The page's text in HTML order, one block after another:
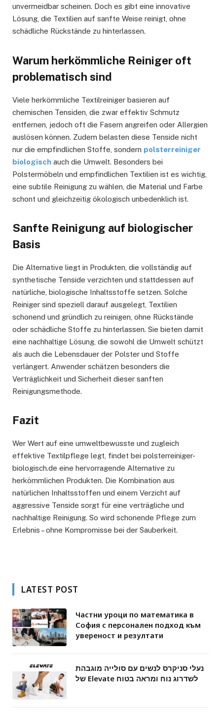
unvermeidbar scheinen. Doch es gibt eine innovative
Lösung, die Textilien auf sanfte Weise reinigt, ohne
schädliche Rückstände zu hinterlassen.
Warum herkömmliche Reiniger oft
problematisch sind
Viele herkömmliche Textilreiniger basieren auf
chemischen Tensiden, die zwar effektiv Schmutz
entfernen, jedoch oft die Fasern angreifen oder Allergien
auslösen können. Zudem belasten diese Tenside nicht
nur die empfindlichen Stoffe, sondern polsterreiniger
biologisch auch die Umwelt. Besonders bei
Polstermöbeln und empfindlichen Textilien ist es wichtig,
eine subtile Reinigung zu wählen, die Material und Farbe
schont und gleichzeitig ökologisch unbedenklich ist.
Sanfte Reinigung auf biologischer
Basis
Die Alternative liegt in Produkten, die vollständig auf
synthetische Tenside verzichten und stattdessen auf
natürliche, biologische Inhaltsstoffe setzen. Solche
Reiniger sind speziell darauf ausgelegt, Textilien
schonend und gründlich zu reinigen, ohne Rückstände
oder schädliche Stoffe zu hinterlassen. Sie bieten damit
eine nachhaltige Lösung, die sowohl die Umwelt schützt
als auch die Lebensdauer der Polster und Stoffe
verlängert. Anwender schätzen besonders die
Verträglichkeit und Sicherheit dieser sanften
Reinigungsmethode.
Fazit
Wer Wert auf eine umweltbewusste und zugleich
effektive Textilpflege legt, findet bei polsterreiniger-
biologisch.de eine hervorragende Alternative zu
herkömmlichen Produkten. Die Kombination aus
natürlichen Inhaltsstoffen und einem Verzicht auf
aggressive Tenside sorgt für eine verträgliche und
nachhaltige Reinigung. So wird schonende Pflege zum
Erlebnis – ohne Kompromisse bei der Sauberkeit.
LATEST POST
Частни уроци по математика в
София с персонален подход към
увереност и резултати
נעלי סניקרס לנשים עם סולייה מוגבהת
של Elevate לשדרוג נוח ומראה בטוח